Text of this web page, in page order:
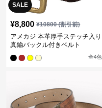
SALE
¥8,800 ¥10800(割引前)
アメカジ 本革厚手ステッチ入り
真鍮バックル付きベルト
全4色